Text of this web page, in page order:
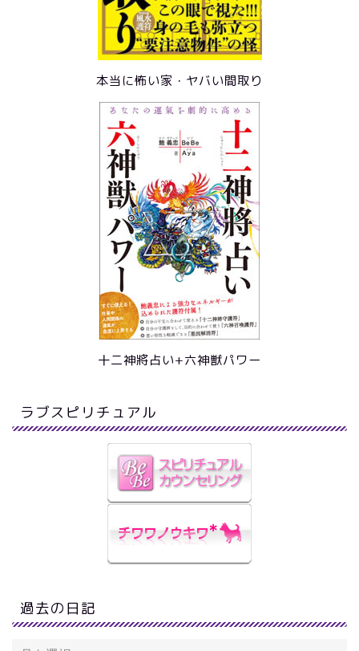
本当に怖い家・ヤバい間取り
十二神將占い+六神獣パワー
ラブスピリチュアル
過去の日記